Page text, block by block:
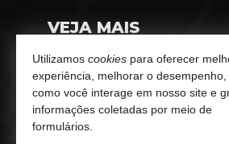
VEJA MAIS
Consultoria Imobiliária
trabalhe conosco
Indicadores Financeiros
Utilizamos cookies para oferecer
experiência, melhorar o
como você interage em nosso site e
informações coletadas por meio de
formulários.